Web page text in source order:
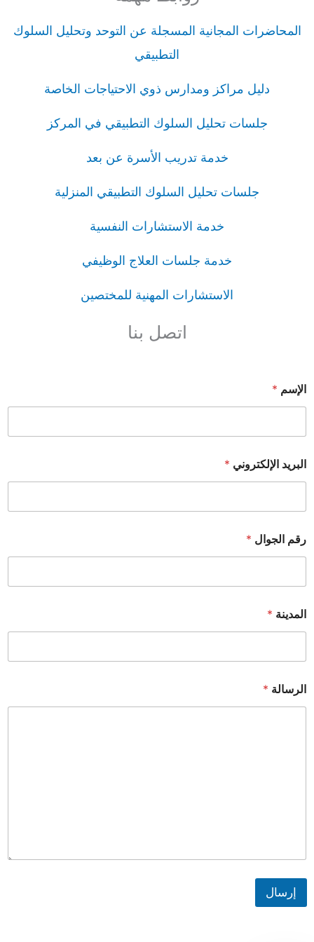
المحاضرات المجانية المسجلة عن التوحد وتحليل السلوك
التطبيقي
دليل مراكز ومدارس ذوي الاحتياجات الخاصة
جلسات تحليل السلوك التطبيقي في المركز
خدمة تدريب الأسرة عن بعد
جلسات تحليل السلوك التطبيقي المنزلية
خدمة الاستشارات النفسية
خدمة جلسات العلاج الوظيفي
الاستشارات المهنية للمختصين
اتصل بنا
الإسم *
البريد الإلكتروني *
رقم الجوال *
المدينة *
الرسالة *
إرسال